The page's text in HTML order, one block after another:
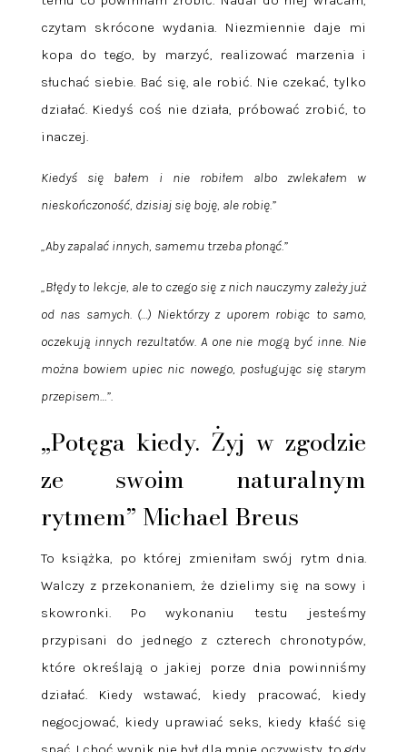
czytam skrócone wydania. Niezmiennie daje mi
kopa do tego, by marzyć, realizować marzenia i
słuchać siebie. Bać się, ale robić. Nie czekać, tylko
działać. Kiedyś coś nie działa, próbować zrobić, to
inaczej.
Kiedyś się bałem i nie robiłem albo zwlekałem w
nieskończoność, dzisiaj się boję, ale robię.”
„Aby zapalać innych, samemu trzeba płonąć.”
„Błędy to lekcje, ale to czego się z nich nauczymy zależy już
od nas samych. (…) Niektórzy z uporem robiąc to samo,
oczekują innych rezultatów. A one nie mogą być inne. Nie
można bowiem upiec nic nowego, posługując się starym
przepisem…”.
„Potęga kiedy. Żyj w zgodzie
ze swoim naturalnym
rytmem” Michael Breus
To książka, po której zmieniłam swój rytm dnia.
Walczy z przekonaniem, że dzielimy się na sowy i
skowronki. Po wykonaniu testu jesteśmy
przypisani do jednego z czterech chronotypów,
które określają o jakiej porze dnia powinniśmy
działać. Kiedy wstawać, kiedy pracować, kiedy
negocjować, kiedy uprawiać seks, kiedy kłaść się